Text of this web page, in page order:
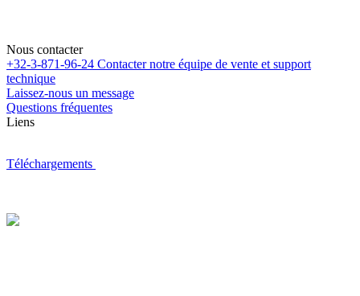
Nous contacter
+32-3-871-96-24 Contacter notre équipe de vente et support
technique
Laissez-nous un message
Questions fréquentes
Liens
Téléchargements